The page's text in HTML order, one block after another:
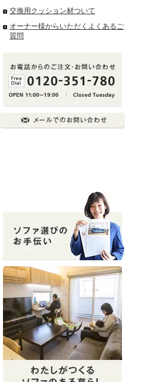
交換用クッション材ついて
オーナー様からいただくよくあるご
質問